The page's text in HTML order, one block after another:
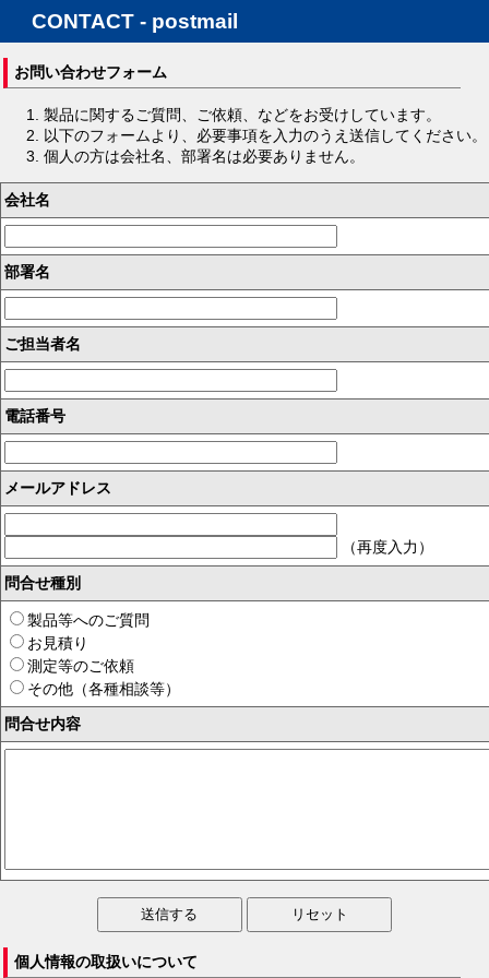
CONTACT - postmail
お問い合わせフォーム
製品に関するご質問、ご依頼、などをお受けしています。
以下のフォームより、必要事項を入力のうえ送信してください。
個人の方は会社名、部署名は必要ありません。
会社名
部署名
ご担当者名
電話番号
メールアドレス
（再度入力）
問合せ種別
製品等へのご質問
お見積り
測定等のご依頼
その他（各種相談等）
問合せ内容
個人情報の取扱いについて